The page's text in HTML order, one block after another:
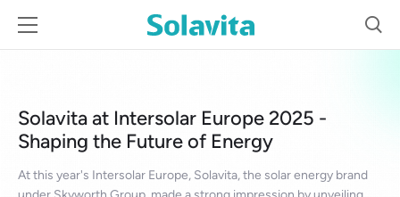
Solavita at Intersolar Europe 2025 -
Shaping the Future of Energy
At this year's Intersolar Europe, Solavita, the solar energy brand